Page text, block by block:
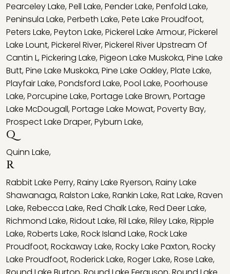
Pearceley Lake,Pell Lake,Pender Lake,Penfold Lake,
Peninsula Lake,Perbeth Lake,Pete Lake Proudfoot,
Peters Lake,Peyton Lake,Pickerel Lake Armour,Pickerel
Lake Lount,Pickerel River,Pickerel River Upstream Of
Cantin L,Pickering Lake,Pigeon Lake Muskoka,Pine Lake
Butt,Pine Lake Muskoka,Pine Lake Oakley,Plate Lake,
Playfair Lake,Pondsford Lake,Pool Lake,Poorhouse
Lake,Porcupine Lake,Portage Lake Brown,Portage
Lake McDougall,Portage Lake Mowat,Poverty Bay,
Prospect Lake Draper,Pyburn Lake,
Q
Quinn Lake,
R
Rabbit Lake Perry,Rainy Lake Ryerson,Rainy Lake
Shawanaga,Ralston Lake,Rankin Lake,Rat Lake,Raven
Lake,Rebecca Lake,Red Chalk Lake,Red Deer Lake,
Richmond Lake,Ridout Lake,Ril Lake,Riley Lake,Ripple
Lake,Roberts Lake,Rock Island Lake,Rock Lake
Proudfoot,Rockaway Lake,Rocky Lake Paxton,Rocky
Lake Proudfoot,Roderick Lake,Roger Lake,Rose Lake,